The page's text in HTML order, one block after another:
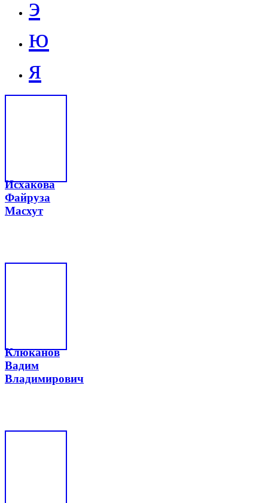
э
ю
я
Исхакова
Файруза
Масхут
Клюканов
Вадим
Владимирович